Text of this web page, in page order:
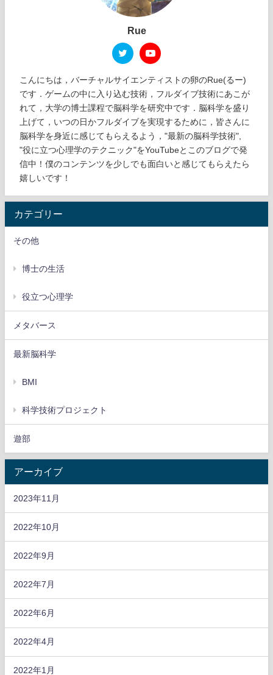
Rue
こんにちは，バーチャルサイエンティストの卵のRue(るー)
です．ゲームの中に入り込む技術，フルダイブ技術にあこが
れて，大学の博士課程で脳科学を研究中です．脳科学を盛り
上げて，いつの日かフルダイブを実現するために，皆さんに
脳科学を身近に感じてもらえるよう，"最新の脳科学技術",
"役に立つ心理学のテクニック"をYouTubeとこのブログで発
信中！僕のコンテンツを少しでも面白いと感じてもらえたら
嬉しいです！
カテゴリー
その他
博士の生活
役立つ心理学
メタバース
最新脳科学
BMI
科学技術プロジェクト
遊部
アーカイブ
2023年11月
2022年10月
2022年9月
2022年7月
2022年6月
2022年4月
2022年1月